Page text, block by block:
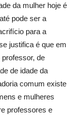
da mulher hoje é
pode ser a
para a
justifica é que em
de
de idade da
comum existe
e mulheres
professores e